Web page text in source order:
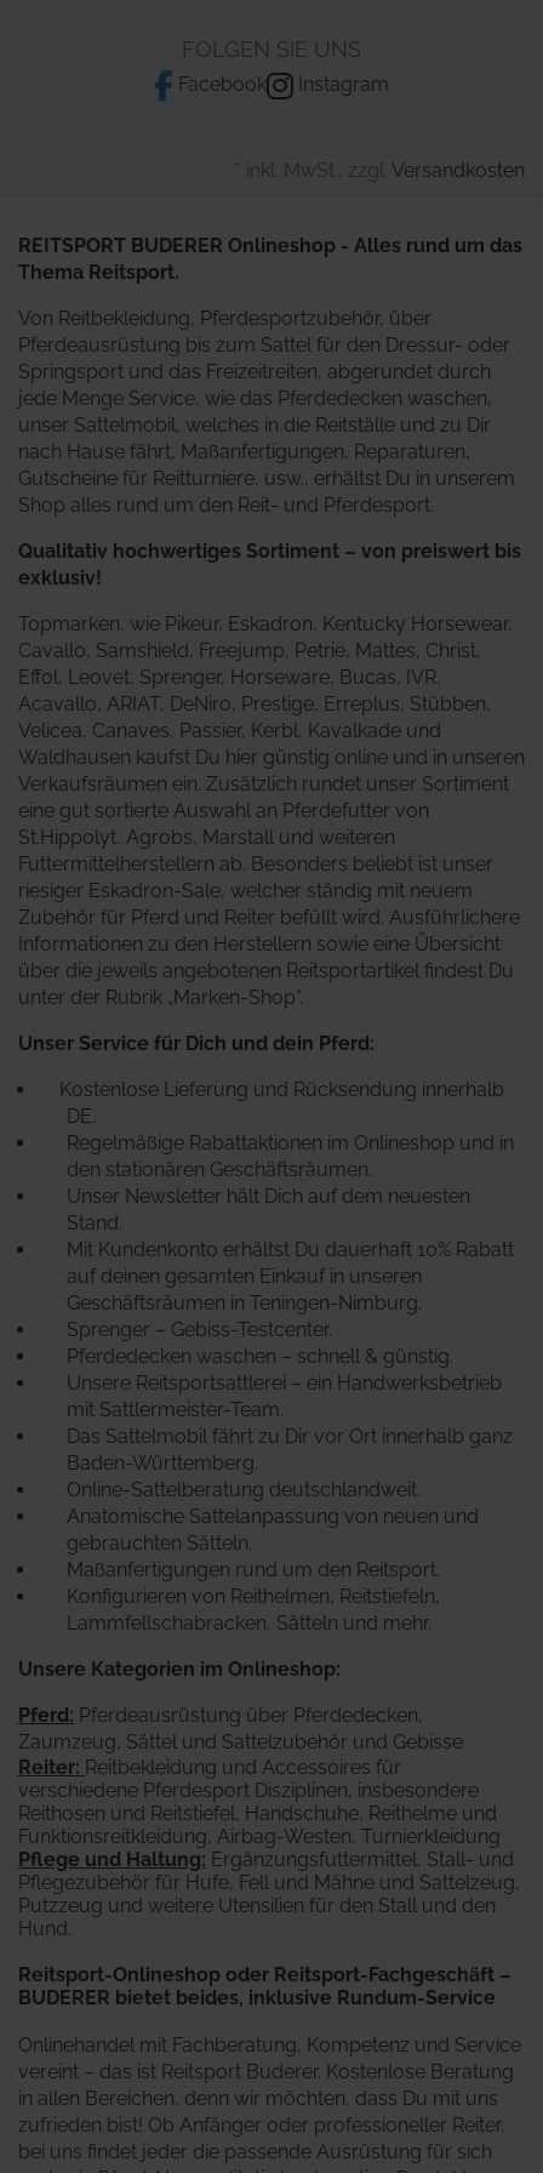
FOLGEN SIE UNS
Facebook Instagram
* inkl. MwSt., zzgl. Versandkosten
REITSPORT BUDERER Onlineshop - Alles rund um das
Thema Reitsport.
Von Reitbekleidung, Pferdesportzubehör, über
Pferdeausrüstung bis zum Sattel für den Dressur- oder
Springsport und das Freizeitreiten, abgerundet durch
jede Menge Service, wie das Pferdedecken waschen,
unser Sattelmobil, welches in die Reitställe und zu Dir
nach Hause fährt, Maßanfertigungen, Reparaturen,
Gutscheine für Reitturniere, usw., erhältst Du in unserem
Shop alles rund um den Reit- und Pferdesport.
Qualitativ hochwertiges Sortiment – von preiswert bis
exklusiv!
Topmarken, wie Pikeur, Eskadron, Kentucky Horsewear,
Cavallo, Samshield, Freejump, Petrie, Mattes, Christ,
Effol, Leovet, Sprenger, Horseware, Bucas, IVR,
Acavallo, ARIAT, DeNiro, Prestige, Erreplus, Stübben,
Velicea, Canaves, Passier, Kerbl, Kavalkade und
Waldhausen kaufst Du hier günstig online und in unseren
Verkaufsräumen ein. Zusätzlich rundet unser Sortiment
eine gut sortierte Auswahl an Pferdefutter von
St.Hippolyt, Agrobs, Marstall und weiteren
Futtermittelherstellern ab. Besonders beliebt ist unser
riesiger Eskadron-Sale, welcher ständig mit neuem
Zubehör für Pferd und Reiter befüllt wird. Ausführlichere
Informationen zu den Herstellern sowie eine Übersicht
über die jeweils angebotenen Reitsportartikel findest Du
unter der Rubrik „Marken-Shop“.
Unser Service für Dich und dein Pferd:
Kostenlose Lieferung und Rücksendung innerhalb
DE.
Regelmäßige Rabattaktionen im Onlineshop und in
den stationären Geschäftsräumen.
Unser Newsletter hält Dich auf dem neuesten
Stand.
Mit Kundenkonto erhältst Du dauerhaft 10% Rabatt
auf deinen gesamten Einkauf in unseren
Geschäftsräumen in Teningen-Nimburg.
Sprenger – Gebiss-Testcenter.
Pferdedecken waschen – schnell & günstig.
Unsere Reitsportsattlerei – ein Handwerksbetrieb
mit Sattlermeister-Team.
Das Sattelmobil fährt zu Dir vor Ort innerhalb ganz
Baden-Württemberg.
Online-Sattelberatung deutschlandweit.
Anatomische Sattelanpassung von neuen und
gebrauchten Sätteln.
Maßanfertigungen rund um den Reitsport.
Konfigurieren von Reithelmen, Reitstiefeln,
Lammfellschabracken, Sätteln und mehr.
Unsere Kategorien im Onlineshop:
Pferd: Pferdeausrüstung über Pferdedecken,
Zaumzeug, Sättel und Sattelzubehör und Gebisse
Reiter: Reitbekleidung und Accessoires für
verschiedene Pferdesport Disziplinen, insbesondere
Reithosen und Reitstiefel, Handschuhe, Reithelme und
Funktionsreitkleidung, Airbag-Westen, Turnierkleidung
Pflege und Haltung: Ergänzungsfuttermittel, Stall- und
Pflegezubehör für Hufe, Fell und Mähne und Sattelzeug,
Putzzeug und weitere Utensilien für den Stall und den
Hund.
Reitsport-Onlineshop oder Reitsport-Fachgeschäft –
BUDERER bietet beides, inklusive Rundum-Service
Onlinehandel mit Fachberatung, Kompetenz und Service
vereint – das ist Reitsport Buderer. Kostenlose Beratung
in allen Bereichen, denn wir möchten, dass Du mit uns
zufrieden bist! Ob Anfänger oder professioneller Reiter,
bei uns findet jeder die passende Ausrüstung für sich